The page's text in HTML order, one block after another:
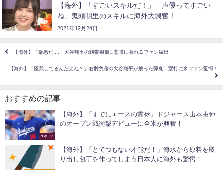
【海外】「すごいスキルだ！」「声優ってすごい
ね」鬼頭明里のスキルに海外大興奮！
2021年12月24日
【海外】「最悪だ....」大谷翔平の靱帯損傷に悲嘆に暮れるファン続出
【海外】「怪我してるんだよね？」右肘負傷の大谷翔平が放った弾丸二塁打に米ファン驚愕！
おすすめの記事
スポーツ
【海外】「すでにエースの貫禄」ドジャース山本由伸
のオープン戦衝撃デビューに全米が興奮！
【海外】「とてつもない才能だ！」海水から原料を取
り出し包丁を作ってしまう日本人に海外も驚愕！